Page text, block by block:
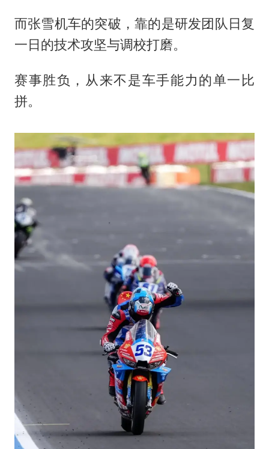
而张雪机车的突破，靠的是研发团队日复
一日的技术攻坚与调校打磨。
赛事胜负，从来不是车手能力的单一比
拼。